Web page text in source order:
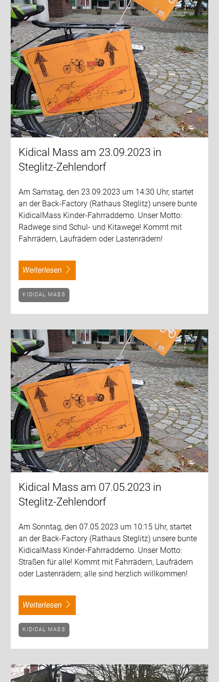
Kidical Mass am 23.09.2023 in
Steglitz-Zehlendorf
Am Samstag, den 23.09.2023 um 14:30 Uhr, startet
an der Back-Factory (Rathaus Steglitz) unsere bunte
KidicalMass Kinder-Fahrraddemo. Unser Motto:
Radwege sind Schul- und Kitawege! Kommt mit
Fahrrädern, Laufrädern oder Lastenrädern!
weiterlesen
KIDICAL MASS
Kidical Mass am 07.05.2023 in
Steglitz-Zehlendorf
Am Sonntag, den 07.05.2023 um 10:15 Uhr, startet
an der Back-Factory (Rathaus Steglitz) unsere bunte
KidicalMass Kinder-Fahrraddemo. Unser Motto:
Straßen für alle! Kommt mit Fahrrädern, Laufrädern
oder Lastenrädern; alle sind herzlich willkommen!
weiterlesen
KIDICAL MASS